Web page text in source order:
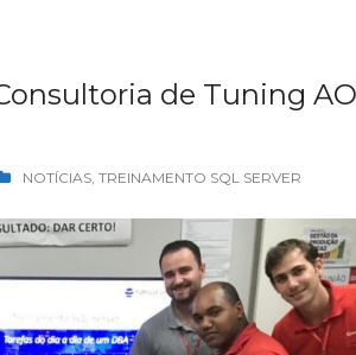
de Tuning
NOTÍCIAS, TREINAMENTO SQL SERVER